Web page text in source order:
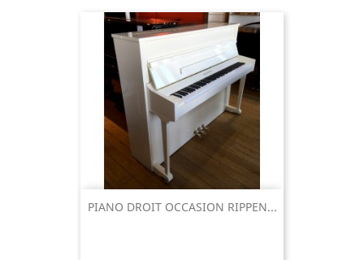
PIANO DROIT OCCASION RIPPEN...